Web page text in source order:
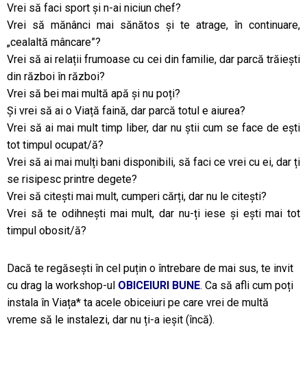
Vrei să faci sport și n-ai niciun chef?
Vrei să mănânci mai sănătos și te atrage, în continuare,
„cealaltă mâncare”?
Vrei să ai relații frumoase cu cei din familie, dar parcă trăiești
din război în război?
Vrei să bei mai multă apă și nu poți?
Și vrei să ai o Viață faină, dar parcă totul e aiurea?
Vrei să ai mai mult timp liber, dar nu știi cum se face de ești
tot timpul ocupat/ă?
Vrei să ai mai mulți bani disponibili, să faci ce vrei cu ei, dar ți
se risipesc printre degete?
Vrei să citești mai mult, cumperi cărți, dar nu le citești?
Vrei să te odihnești mai mult, dar nu-ți iese și ești mai tot
timpul obosit/ă?
Dacă te regăsești în cel puțin o întrebare de mai sus, te invit
cu drag la workshop-ul OBICEIURI BUNE. Ca să afli cum poți
instala în Viața* ta acele obiceiuri pe care vrei de multă
vreme să le instalezi, dar nu ți-a ieșit (încă).